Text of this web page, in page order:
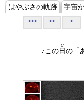
はやぶさの軌跡 宇宙
<<< << <
♪この日
ひ
の「